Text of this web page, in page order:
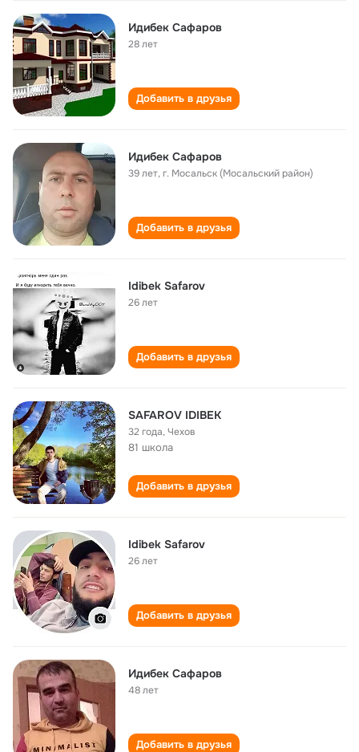
Идибек Сафаров
28 лет
Добавить в друзья
Идибек Сафаров
39 лет,г. Мосальск (Мосальский район)
Добавить в друзья
Idibek Safarov
26 лет
Добавить в друзья
SAFAROV IDIBEK
32 года,Чехов
81 школа
Добавить в друзья
Idibek Safarov
26 лет
Добавить в друзья
Идибек Сафаров
48 лет
Добавить в друзья